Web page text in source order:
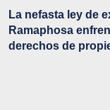
La nefasta ley de
Ramaphosa
derechos de